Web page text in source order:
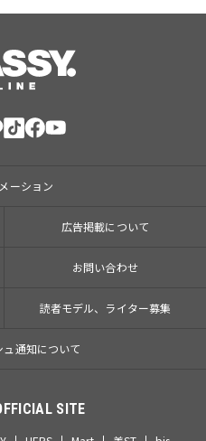
ーション
広告掲載について
お問い合わせ
読者モデル、ライター募集
ュ通知について
SITE